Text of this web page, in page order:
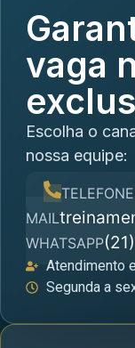
vaga
Escolha o
nossa equipe:
TELEFONE
MAIL
WHATSAPP
Atendimento
Segunda a